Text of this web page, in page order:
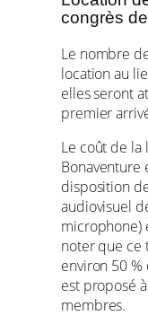
congrès de
Le nombre
location au
elles seront
premier
Le coût de la
Bonaventure
disposition
audiovisuel
microphone)
noter que ce
environ 50
est proposé
membres.